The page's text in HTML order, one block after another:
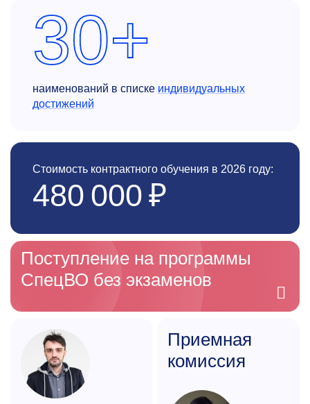
30+
наименований в списке индивидуальных
достижений
Стоимость контрактного обучения в 2026 году:
480 000 ₽
Поступление на программы
СпецВО без экзаменов
Приемная
комиссия